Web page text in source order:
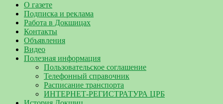
О газете
Подписка и реклама
Работа в Докшицах
Контакты
Объявления
Видео
Полезная информация
Пользовательское соглашение
Телефонный справочник
Расписание транспорта
ИНТЕРНЕТ-РЕГИСТРАТУРА ЦРБ